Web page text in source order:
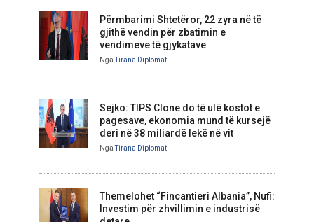
Përmbarimi Shtetëror, 22 zyra në të
gjithë vendin për zbatimin e
vendimeve të gjykatave
NgaTirana Diplomat
Sejko: TIPS Clone do të ulë kostot e
pagesave, ekonomia mund të kursejë
deri në 38 miliardë lekë në vit
NgaTirana Diplomat
Themelohet “Fincantieri Albania”, Nufi:
Investim për zhvillimin e industrisë